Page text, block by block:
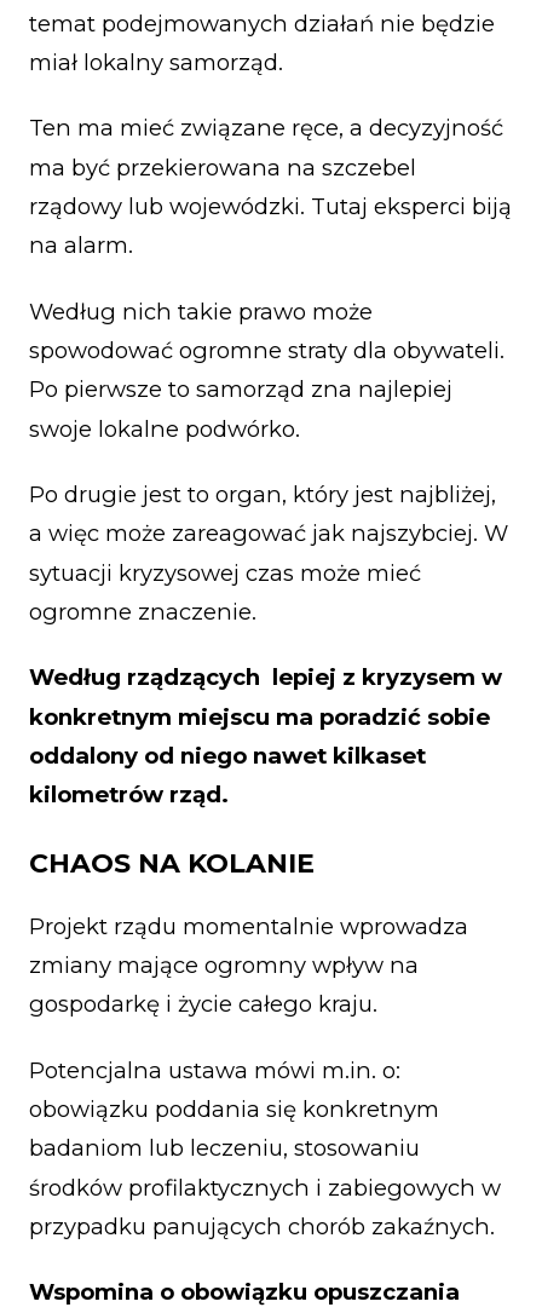
temat podejmowanych działań nie będzie
miał lokalny samorząd.
Ten ma mieć związane ręce, a decyzyjność
ma być przekierowana na szczebel
rządowy lub wojewódzki. Tutaj eksperci biją
na alarm.
Według nich takie prawo może
spowodować ogromne straty dla obywateli.
Po pierwsze to samorząd zna najlepiej
swoje lokalne podwórko.
Po drugie jest to organ, który jest najbliżej,
a więc może zareagować jak najszybciej. W
sytuacji kryzysowej czas może mieć
ogromne znaczenie.
Według rządzących lepiej z kryzysem w
konkretnym miejscu ma poradzić sobie
oddalony od niego nawet kilkaset
kilometrów rząd.
CHAOS NA KOLANIE
Projekt rządu momentalnie wprowadza
zmiany mające ogromny wpływ na
gospodarkę i życie całego kraju.
Potencjalna ustawa mówi m.in. o:
obowiązku poddania się konkretnym
badaniom lub leczeniu, stosowaniu
środków profilaktycznych i zabiegowych w
przypadku panujących chorób zakaźnych.
Wspomina o obowiązku opuszczania